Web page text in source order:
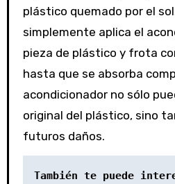
plástico quemado por el
simplemente aplica el
pieza de plástico y frota
hasta que se absorba
acondicionador no sólo
original del plástico, sino
futuros daños.
También te puede